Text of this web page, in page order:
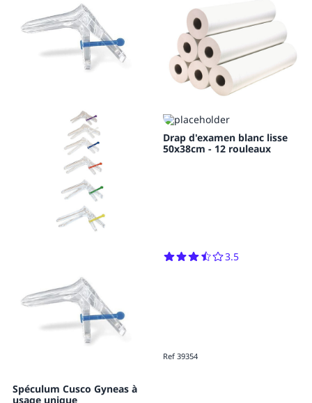
Drap d'examen blanc lisse
50x38cm - 12 rouleaux